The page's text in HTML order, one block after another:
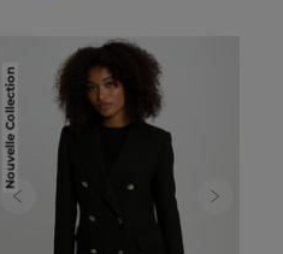
Nouvelle Collection
Previous Next